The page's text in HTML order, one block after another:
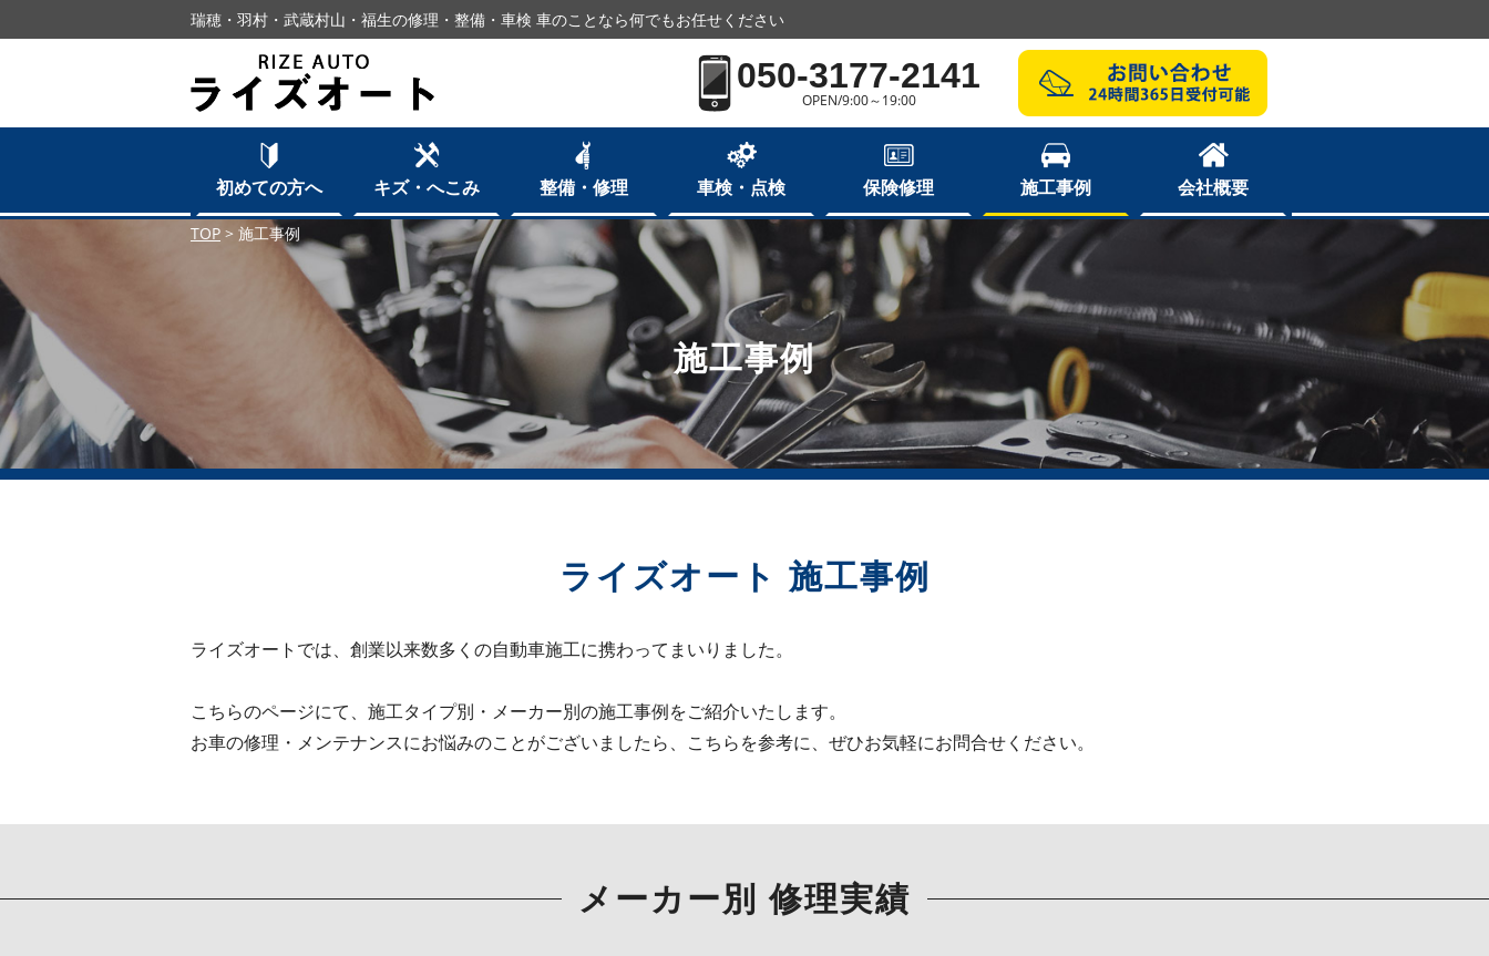
瑞穂・羽村・武蔵村山・福生の修理・整備・車検 車のことなら何でもお任せください
050-3177-2141
OPEN/9:00～19:00
初めての方へ キズ・へこみ 整備・修理 車検・点検 保険修理 施工事例 会社概要
TOP > 施工事例
施工事例
ライズオート 施工事例
ライズオートでは、創業以来数多くの自動車施工に携わってまいりました。
こちらのページにて、施工タイプ別・メーカー別の施工事例をご紹介いたします。
お車の修理・メンテナンスにお悩みのことがございましたら、こちらを参考に、ぜひお気軽にお問合せください。
メーカー別 修理実績